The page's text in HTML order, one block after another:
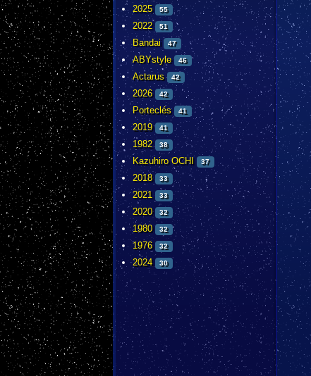
2025 55
2022 51
Bandai 47
ABYstyle 46
Actarus 42
2026 42
Porteclés 41
2019 41
1982 38
Kazuhiro OCHI 37
2018 33
2021 33
2020 32
1980 32
1976 32
2024 30